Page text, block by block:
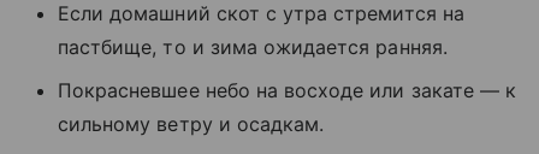
Если домашний скот с утра стремится на
пастбище, то и зима ожидается ранняя.
Покрасневшее небо на восходе или закате — к
сильному ветру и осадкам.